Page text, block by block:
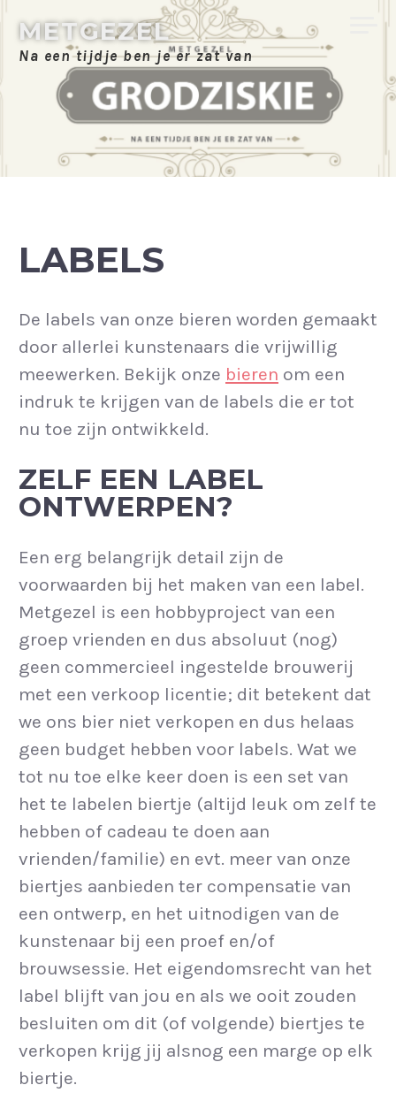
content
METGEZEL
Na een tijdje ben je er zat van
LABELS
De labels van onze bieren worden gemaakt
door allerlei kunstenaars die vrijwillig
meewerken. Bekijk onze bieren om een
indruk te krijgen van de labels die er tot
nu toe zijn ontwikkeld.
ZELF EEN LABEL
ONTWERPEN?
Een erg belangrijk detail zijn de
voorwaarden bij het maken van een label.
Metgezel is een hobbyproject van een
groep vrienden en dus absoluut (nog)
geen commercieel ingestelde brouwerij
met een verkoop licentie; dit betekent dat
we ons bier niet verkopen en dus helaas
geen budget hebben voor labels. Wat we
tot nu toe elke keer doen is een set van
het te labelen biertje (altijd leuk om zelf te
hebben of cadeau te doen aan
vrienden/familie) en evt. meer van onze
biertjes aanbieden ter compensatie van
een ontwerp, en het uitnodigen van de
kunstenaar bij een proef en/of
brouwsessie. Het eigendomsrecht van het
label blijft van jou en als we ooit zouden
besluiten om dit (of volgende) biertjes te
verkopen krijg jij alsnog een marge op elk
biertje.